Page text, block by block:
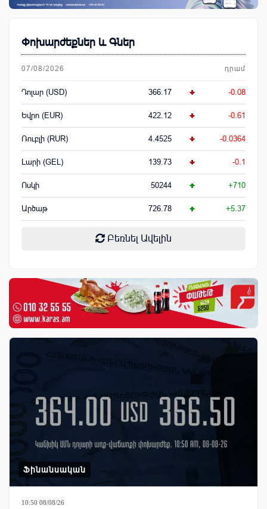
Փոխարժեքներ և Գներ
07/08/2026 դրամ
Դոլար (USD) 366.17 -0.08
Եվրո (EUR) 422.12 -0.61
Ռուբլի (RUR) 4.4525 -0.0364
Լարի (GEL) 139.73 -0.1
Ոսկի 50244 +710
Արծաթ 726.78 +5.37
Բեռնել Ավելին
Ֆինանսական
10:50 08/08/26